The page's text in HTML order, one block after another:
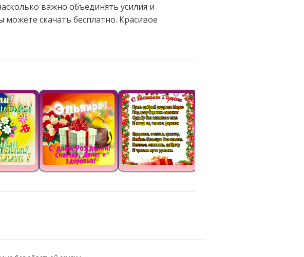
важно объединять усилия и
скачать бесплатно. Красивое